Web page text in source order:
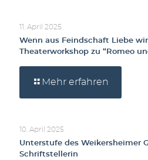
11. April 2025
Wenn aus Feindschaft Liebe
Theaterworkshop zu “Romeo
Mehr erfahren
10. April 2025
Unterstufe des Weikersheimer
Schriftstellerin